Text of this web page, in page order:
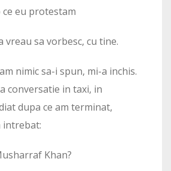
eu protestam
vreau sa vorbesc, cu tine.
nimic sa-i spun, mi-a inchis.
conversatie in taxi, in
dupa ce am terminat,
intrebat:
Khan?